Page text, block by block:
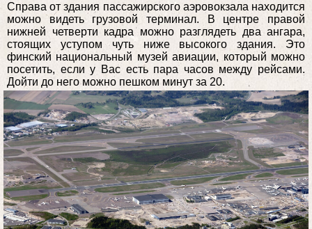
Справа от здания пассажирского аэровокзала находится
можно видеть грузовой терминал. В центре правой
нижней четверти кадра можно разглядеть два ангара,
стоящих уступом чуть ниже высокого здания. Это
финский национальный музей авиации, который можно
посетить, если у Вас есть пара часов между рейсами.
Дойти до него можно пешком минут за 20.